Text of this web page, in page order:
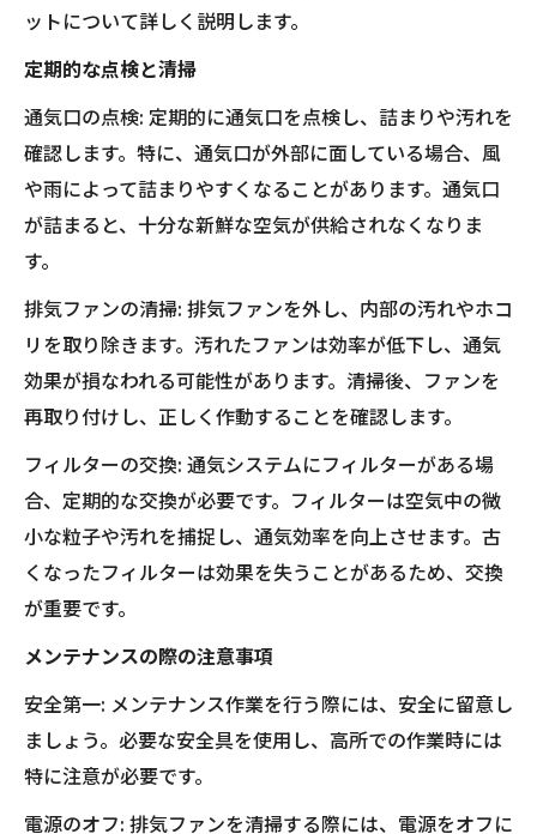
ットについて詳しく説明します。
定期的な点検と清掃
通気口の点検: 定期的に通気口を点検し、詰まりや汚れを
確認します。特に、通気口が外部に面している場合、風
や雨によって詰まりやすくなることがあります。通気口
が詰まると、十分な新鮮な空気が供給されなくなりま
す。
排気ファンの清掃: 排気ファンを外し、内部の汚れやホコ
リを取り除きます。汚れたファンは効率が低下し、通気
効果が損なわれる可能性があります。清掃後、ファンを
再取り付けし、正しく作動することを確認します。
フィルターの交換: 通気システムにフィルターがある場
合、定期的な交換が必要です。フィルターは空気中の微
小な粒子や汚れを捕捉し、通気効率を向上させます。古
くなったフィルターは効果を失うことがあるため、交換
が重要です。
メンテナンスの際の注意事項
安全第一: メンテナンス作業を行う際には、安全に留意し
ましょう。必要な安全具を使用し、高所での作業時には
特に注意が必要です。
電源のオフ: 排気ファンを清掃する際には、電源をオフに